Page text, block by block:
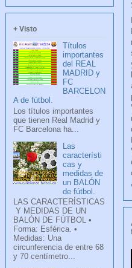
+ Visto
Títulos
importantes
del REAL
MADRID y
FC
BARCELON
A de fútbol.
Los títulos importantes
que tienen Real Madrid y
FC Barcelona ha...
Las
característi
cas y
medidas de
un BALÓN
de fútbol.
LAS CARACTERÍSTICAS
Y MEDIDAS DE UN
BALÓN DE FÚTBOL •
Forma: Esférica. •
Medidas: Una
circunferencia de entre 68
y 70 centímetro...